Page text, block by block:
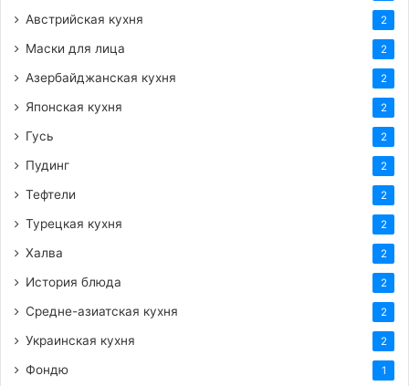
Австрийская кухня 2
Маски для лица 2
Азербайджанская кухня 2
Японская кухня 2
Гусь 2
Пудинг 2
Тефтели 2
Турецкая кухня 2
Халва 2
История блюда 2
Средне-азиатская кухня 2
Украинская кухня 2
Фондю 1